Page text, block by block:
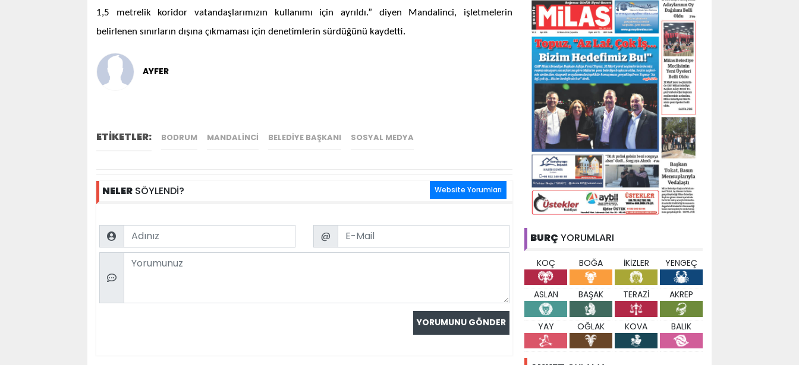
1,5 metrelik koridor vatandaşlarımızın kullanımı için ayrıldı.” diyen Mandalinci, işletmelerin
belirlenen sınırların dışına çıkmaması için denetimlerin sürdüğünü kaydetti.
AYFER
ETİKETLER: BODRUM MANDALINCI BELEDIYE BAŞKANI SOSYAL MEDYA
NELER SÖYLENDİ? Website Yorumları
Name Email
@
Comment
BURÇ YORUMLARI
KOÇ BOĞA İKİZLER YENGEÇ
ASLAN BAŞAK TERAZİ AKREP
YAY OĞLAK KOVA BALIK